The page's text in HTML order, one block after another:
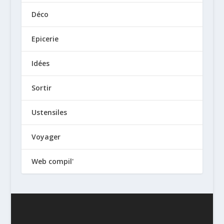
Déco
Epicerie
Idées
Sortir
Ustensiles
Voyager
Web compil'